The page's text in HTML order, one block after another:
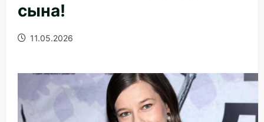
сына!
11.05.2026